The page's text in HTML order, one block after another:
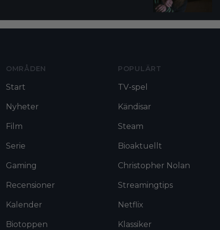
OMRÅDEN
Start
Nyheter
Film
Serie
Gaming
Recensioner
Kalender
Biotoppen
POPULÄRT
TV-spel
Kändisar
Steam
Bioaktuellt
Christopher Nolan
Streamingtips
Netflix
Klassiker